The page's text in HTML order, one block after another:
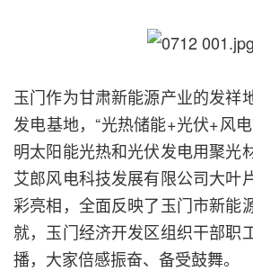
玉门作为甘肃新能源产业的发祥
发电基地，“光热储能+光伏+风
明太阳能光热和光伏发电用聚光
艾郎风电科技发展有限公司大叶
彩亮相，全面反映了玉门市新能
就，玉门经济开发区组织干部职
播，大家倍感振奋、备受鼓舞。